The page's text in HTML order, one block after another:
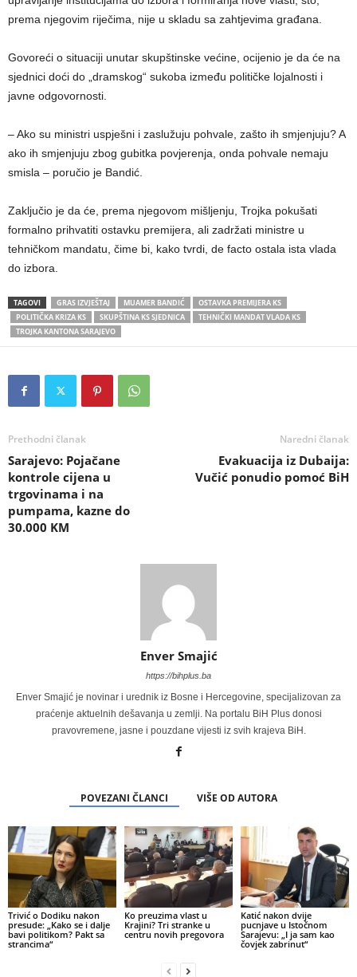
prema njegovim riječima, nije u skladu sa zahtjevima građana.
Govoreći o situaciji unutar skupštinske većine, ocijenio je da će na
sjednici doći do „dramskog“ sukoba između političke lojalnosti i
javne odgovornosti.
– Ako su ministri uspješni i zaslužuju pohvale, zašto ih smjenjuju? A
ako ih smjenjuju zbog gubitka povjerenja, onda pohvale nemaju
smisla – poručio je Bandić.
Zaključio je da će, prema njegovom mišljenju, Trojka pokušati
formalno prihvatiti ostavku premijera, ali zadržati ministre u
tehničkom mandatu, čime bi, kako tvrdi, de facto ostala ista vlada
do izbora.
TAGOVI GRAS IZVJEŠTAJ MUAMER BANDIĆ
OSTAVKA PREMIJERA KS
POLITIČKA KRIZA KS
SKUPŠTINA KS SJEDNICA
TEHNIČKI MANDAT VLADA KS
TROJKA KANTONA SARAJEVO
Prethodni članak
Sarajevo: Pojačane
kontrole cijena u
trgovinama i na
pumpama, kazne do
30.000 KM
Naredni članak
Evakuacija iz Dubaija:
Vučić ponudio pomoć BiH
Enver Smajić
https://bihplus.ba
Enver Smajić je novinar i urednik iz Bosne i Hercegovine, specijalizovan za
praćenje aktuelnih dešavanja u zemlji. Na portalu BiH Plus donosi
pravovremene, jasne i pouzdane vijesti iz svih krajeva BiH.
POVEZANI ČLANCI VIŠE OD AUTORA
Trivić o Dodiku nakon
presude: „Kako se i dalje
bavi politikom? Pakt sa
strancima“
Ko preuzima vlast u
Krajini? Tri stranke u
centru novih pregovora
Katić nakon dvije
pucnjave u Istočnom
Sarajevu: „I ja sam kao
čovjek zabrinut“